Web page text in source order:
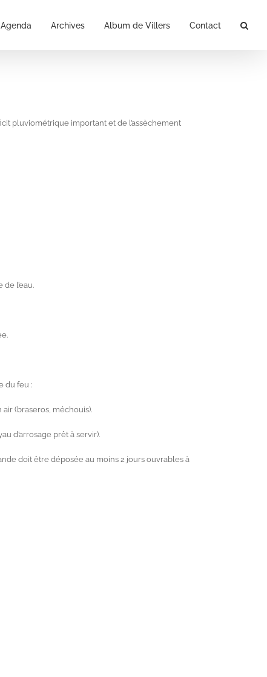
Agenda Archives Album de Villers Contact
pluviométrique important et de l’assèchement
l’eau.
du feu :
(braseros, méchouis).
d’arrosage prêt à servir).
doit être déposée au moins 2 jours ouvrables à